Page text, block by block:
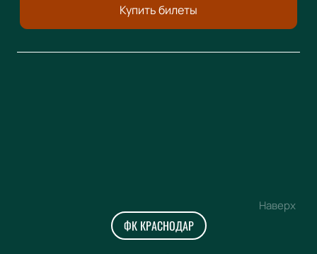
Купить билеты
Наверх
ФК КРАСНОДАР